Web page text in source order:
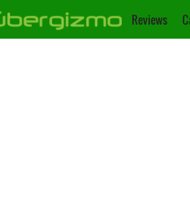
Reviews